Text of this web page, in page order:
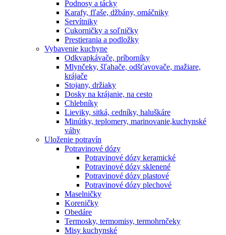
Podnosy a tácky
Karafy, fľaše, džbány, omáčniky
Servítniky
Cukorničky a soľničky
Prestierania a podložky
Vybavenie kuchyne
Odkvapkávače, príborníky
Mlynčeky, šľahače, odšťavovače, mažiare,
krájače
Stojany, držiaky
Dosky na krájanie, na cesto
Chlebníky
Lieviky, sitká, cedníky, haluškáre
Minútky, teplomery, marinovanie,kuchynské
váhy
Uloženie potravín
Potravinové dózy
Potravinové dózy keramické
Potravinové dózy sklenené
Potravinové dózy plastové
Potravinové dózy plechové
Maselničky
Koreničky
Obedáre
Termosky, termomisy, termohrnčeky
Misy kuchynské